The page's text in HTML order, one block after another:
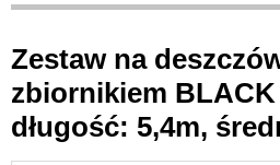
Zestaw na
zbiornikiem BLACK
długość: 5,4m,